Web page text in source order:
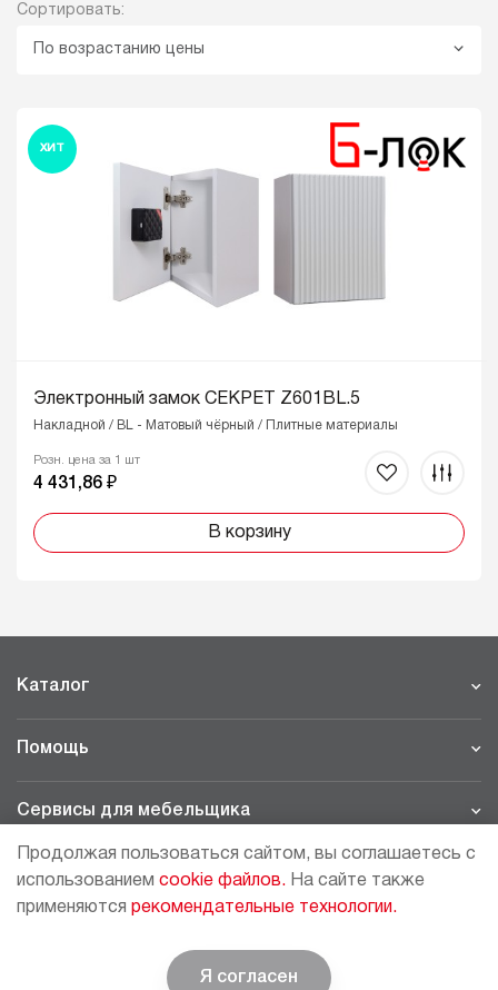
Сортировать:
По возрастанию цены
ХИТ
Электронный замок СЕКРЕТ Z601BL.5
Накладной / BL - Матовый чёрный / Плитные материалы
Розн. цена за 1 шт
4 431,86 ₽
В корзину
Каталог
Помощь
Сервисы для мебельщика
МОСКВА - ШОУРУМ/СКЛАД
Продолжая пользоваться сайтом, вы соглашаетесь с
использованием cookie файлов. На сайте также
применяются рекомендательные технологии.
Я согласен